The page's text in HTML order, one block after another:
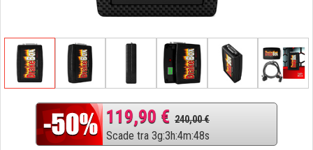
119,90 € 240,00 €
Scade tra 3g:3h:4m:47s